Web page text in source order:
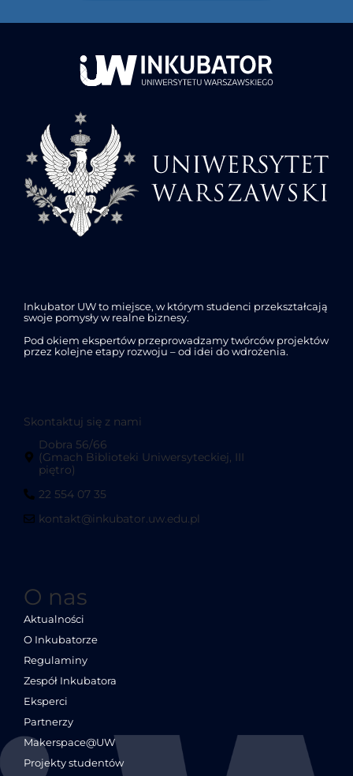
Inkubator UW to miejsce, w którym studenci przekształcają
swoje pomysły w realne biznesy.
Pod okiem ekspertów przeprowadzamy twórców projektów
przez kolejne etapy rozwoju – od idei do wdrożenia.
Skontaktuj się z nami
Dobra 56/66
(Gmach Biblioteki Uniwersyteckiej, III
piętro)
22 554 07 35
kontakt@inkubator.uw.edu.pl
O nas
Aktualności
O Inkubatorze
Regulaminy
Zespół Inkubatora
Eksperci
Partnerzy
Makerspace@UW
Projekty studentów